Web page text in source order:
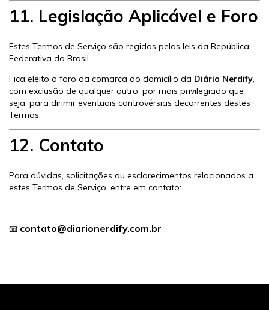
11. Legislação Aplicável e Foro
Estes Termos de Serviço são regidos pelas leis da República
Federativa do Brasil.
Fica eleito o foro da comarca do domicílio da Diário Nerdify,
com exclusão de qualquer outro, por mais privilegiado que
seja, para dirimir eventuais controvérsias decorrentes destes
Termos.
12. Contato
Para dúvidas, solicitações ou esclarecimentos relacionados a
estes Termos de Serviço, entre em contato:
📧 contato@diarionerdify.com.br